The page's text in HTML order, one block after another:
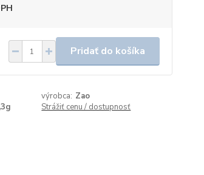
Pridať do košíka
výrobca: Zao
Strážiť cenu / dostupnosť